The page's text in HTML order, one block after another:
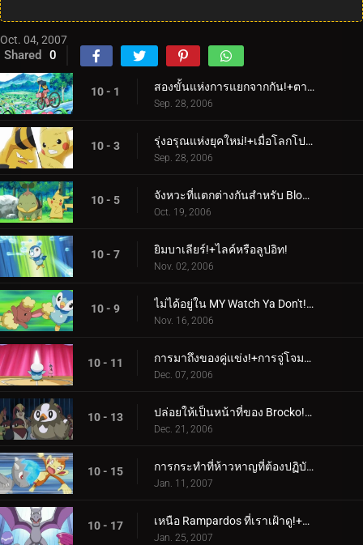
Oct. 04, 2007
Shared 0
10 - 1 สองขั้นแห่งการแยกจากกัน!+ตามการเดินทางของหญิงสาว!
Sep. 28, 2006
10 - 3 รุ่งอรุณแห่งยุคใหม่!+เมื่อโลกโปเกมอนมาปะทะกัน!
Sep. 28, 2006
10 - 5 จังหวะที่แตกต่างกันสำหรับ Blokes ที่แตกต่างกัน! + Gettin 'ทวิกกี้ด้วย!
Oct. 19, 2006
10 - 7 ยิมบาเลียร์!+ไลค์หรือลูปอิท!
Nov. 02, 2006
10 - 9 ไม่ได้อยู่ใน MY Watch Ya Don't!+การตั้งค่าโลกด้วย Buneary!
Nov. 16, 2006
10 - 11 การมาถึงของคู่แข่ง!+การจู่โจมของผู้ประสานงาน!
Dec. 07, 2006
10 - 13 ปล่อยให้เป็นหน้าที่ของ Brocko!+A Staravia Is Born!
Dec. 21, 2006
10 - 15 การกระทำที่ห้าวหาญที่ต้องปฏิบัติตาม!+รูปทรงของสิ่งที่จะเกิดขึ้น!
Jan. 11, 2007
10 - 17 เหนือ Rampardos ที่เราเฝ้าดู!+ดุร้ายบนท้องถนน!
Jan. 25, 2007